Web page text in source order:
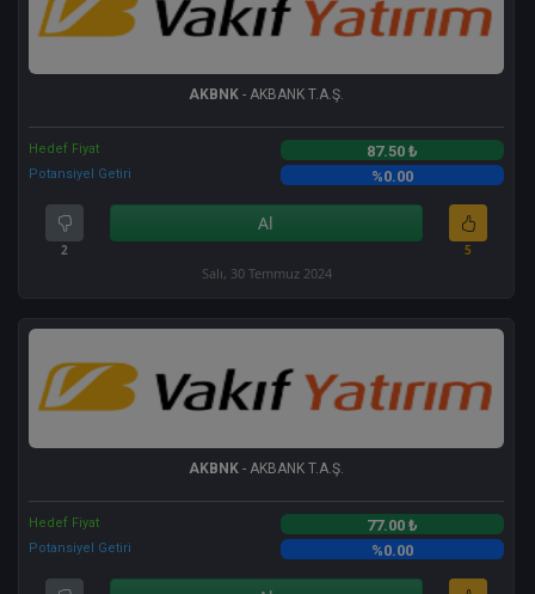
AKBNK - AKBANK T.A.Ş.
Hedef Fiyat 87.50 ₺
Potansiyel Getiri %0.00
2
Al
5
Salı, 30 Temmuz 2024
AKBNK - AKBANK T.A.Ş.
Hedef Fiyat 77.00 ₺
Potansiyel Getiri %0.00